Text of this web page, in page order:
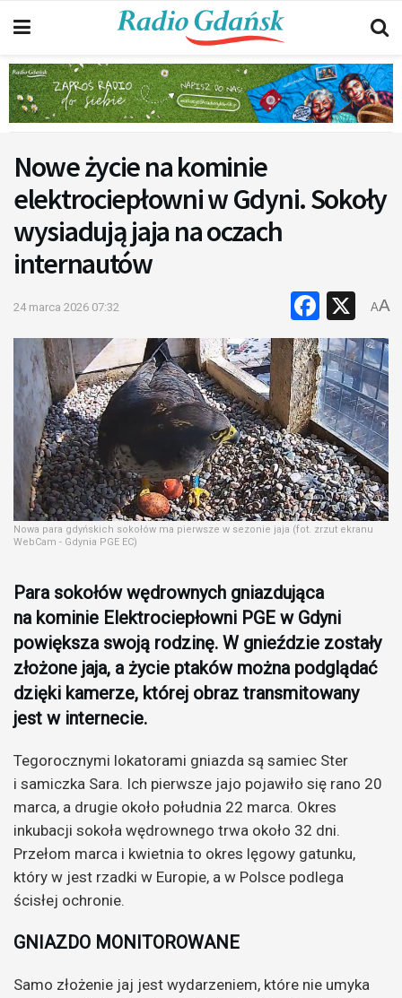
Nowe życie na kominie
elektrociepłowni w Gdyni. Sokoły
wysiadują jaja na oczach
internautów
24 marca 2026 07:32 X
AA
Nowa para gdyńskich sokołów ma pierwsze w sezonie jaja (fot. zrzut ekranu
WebCam - Gdynia PGE EC)
Para sokołów wędrownych gniazdująca
na kominie Elektrociepłowni PGE w Gdyni
powiększa swoją rodzinę. W gnieździe zostały
złożone jaja, a życie ptaków można podglądać
dzięki kamerze, której obraz transmitowany
jest w internecie.
Tegorocznymi lokatorami gniazda są samiec Ster
i samiczka Sara. Ich pierwsze jajo pojawiło się rano 20
marca, a drugie około południa 22 marca. Okres
inkubacji sokoła wędrownego trwa około 32 dni.
Przełom marca i kwietnia to okres lęgowy gatunku,
który w jest rzadki w Europie, a w Polsce podlega
ścisłej ochronie.
GNIAZDO MONITOROWANE
Samo złożenie jaj jest wydarzeniem, które nie umyka